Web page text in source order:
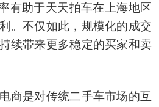
有助于天天拍车在上海地区
。不仅如此，规模化的成交
续带来更多稳定的买家和卖
商是对传统二手车市场的互